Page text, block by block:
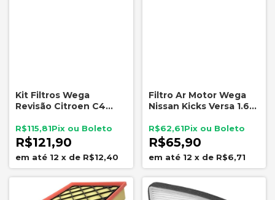
Kit Filtros Wega
Revisão Citroen C4
16V
R$121,90
R$115,81
12 x de R$12,40
Filtro Ar Motor Wega
Nissan Kicks Versa 1.6
165465RA0A
R$65,90
R$62,61
12 x de R$6,71